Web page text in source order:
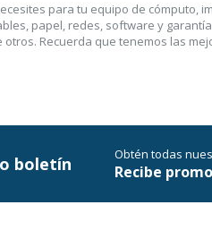
para tu equipo de cómputo,
papel, redes, software y
Recuerda que tenemos las
boletín Obtén todas
Recibe